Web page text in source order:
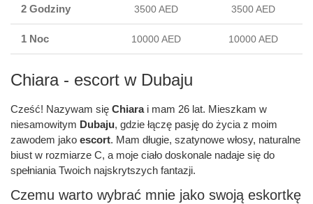
Chiara - escort w Dubaju
Cześć! Nazywam się Chiarai mam 26 lat. Mieszkam w
niesamowitym Dubaju, gdzie łączę pasję do życia z moim
zawodem jako escort. Mam długie, szatynowe włosy, naturalne
biust w rozmiarze C, a moje ciało doskonale nadaje się do
spełniania Twoich najskrytszych fantazji.
Czemu warto wybrać mnie jako swoją eskortkę
2 Godziny 3500 AED 3500 AED
1 Noc 10000 AED 10000 AED